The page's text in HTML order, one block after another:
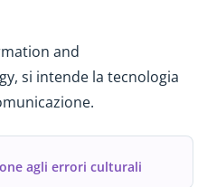
and
si intende la tecnologia
agli errori culturali